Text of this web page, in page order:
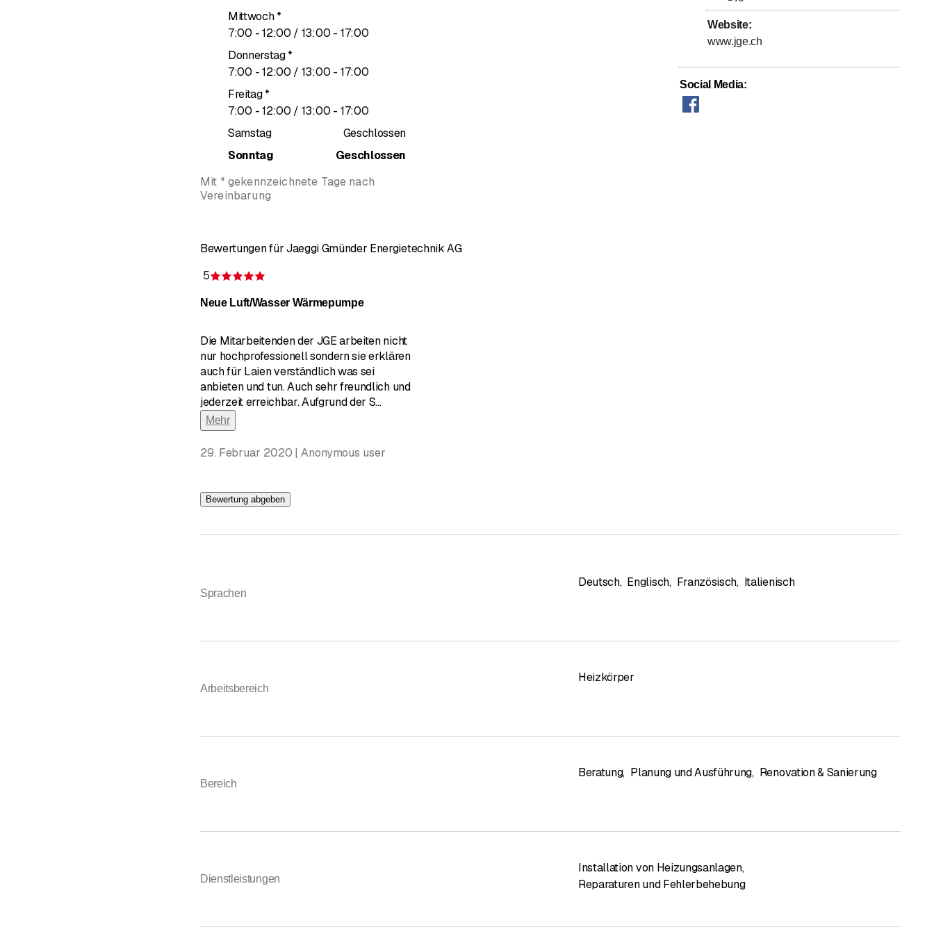
Mittwoch*
7:00 - bis
12:00 / 13:00 - bis
17:00
Donnerstag*
7:00 - bis
12:00 / 13:00 - bis
17:00
Freitag*
7:00 - bis
12:00 / 13:00 - bis
17:00
Samstag
Geschlossen
Sonntag
Geschlossen
Mit * gekennzeichnete Tage nach
Vereinbarung
Website:
www.jge.ch
Social Media:
Bewertungen für Jaeggi Gmünder Energietechnik AG
5
Neue Luft/Wasser Wärmepumpe
Die Mitarbeitenden der JGE arbeiten nicht
nur hochprofessionell sondern sie erklären
auch für Laien verständlich was sei
anbieten und tun. Auch sehr freundlich und
jederzeit erreichbar. Aufgrund der S...
Mehr
29. Februar 2020 | Anonymous user
Bewertung abgeben
Sprachen
Deutsch, Englisch, Französisch, Italienisch
Arbeitsbereich
Heizkörper
Bereich
Beratung, Planung und Ausführung, Renovation & Sanierung
Dienstleistungen
Installation von Heizungsanlagen,
Reparaturen und Fehlerbehebung